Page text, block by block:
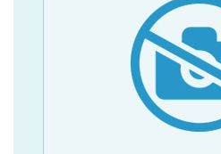
SEDE ELECTRÓNICA